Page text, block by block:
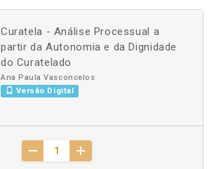
Curatela - Análise Processual a
partir da Autonomia e da Dignidade
do Curatelado
Ana Paula Vasconcelos
Versão Digital